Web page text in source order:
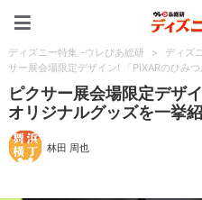
ディズニー特集 -ウレぴあ総研 > ディズ
サー展会場限定デザイン! 「PIXARのひみ
ピクサー展会場限定デザ
オリジナルグッズを一挙
林田 周也